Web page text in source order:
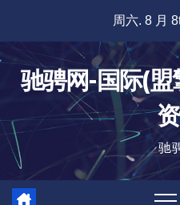
内
周六. 8 月
驰骋网-国际(
驰